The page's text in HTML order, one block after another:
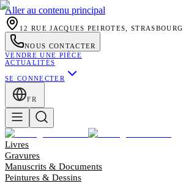
Aller au contenu principal
12 RUE JACQUES PEIROTES, STRASBOURG
NOUS CONTACTER
VENDRE UNE PIÈCE
ACTUALITÉS
SE CONNECTER
FR
Livres
Gravures
Manuscrits & Documents
Peintures & Dessins